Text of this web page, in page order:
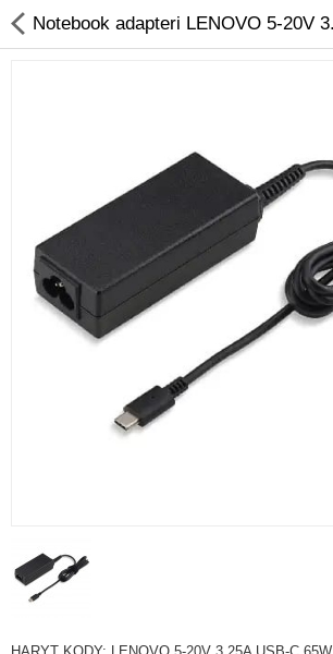
Noutbuk
Monobloklar
Kompýuter düzüjiler
Kompýuter aksesuarlary
Aksesuarlar
Gorag we howpsuzlyk